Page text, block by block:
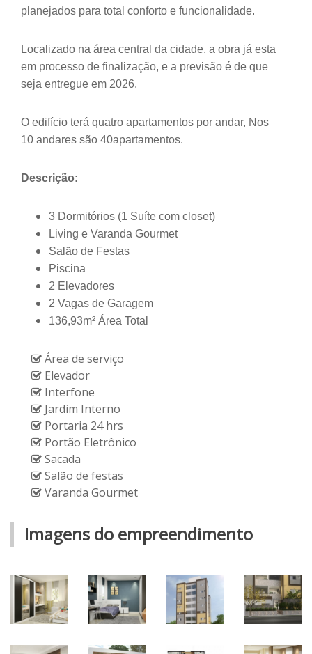
planejados para total conforto e funcionalidade.
Localizado na área central da cidade, a obra já esta
em processo de finalização, e a previsão é de que
seja entregue em 2026.
O edifício terá quatro apartamentos por andar, Nos
10 andares são 40apartamentos.
Descrição:
3 Dormitórios (1 Suíte com closet)
Living e Varanda Gourmet
Salão de Festas
Piscina
2 Elevadores
2 Vagas de Garagem
136,93m² Área Total
Área de serviço
Elevador
Interfone
Jardim Interno
Portaria 24 hrs
Portão Eletrônico
Sacada
Salão de festas
Varanda Gourmet
Imagens do empreendimento